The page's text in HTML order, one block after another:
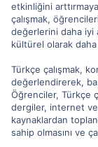
etkinliğini
çalışmak,
değerlerini daha iyi
kültürel olarak
Türkçe çalışmak,
değerlendirerek,
Öğrenciler, Türkçe
dergiler, internet
kaynaklardan
sahip olmasını ve